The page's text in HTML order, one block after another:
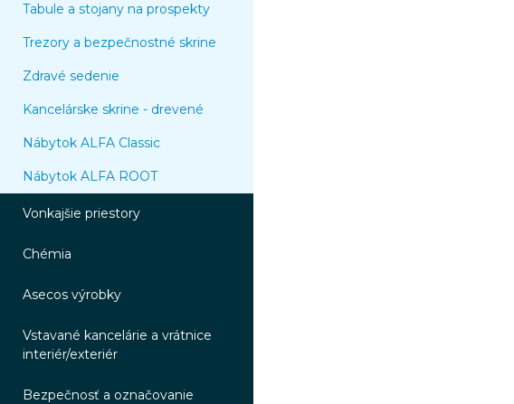
Tabule a stojany na prospekty
Trezory a bezpečnostné skrine
Zdravé sedenie
Kancelárske skrine - drevené
Nábytok ALFA Classic
Nábytok ALFA ROOT
Vonkajšie priestory
Chémia
Asecos výrobky
Vstavané kancelárie a vrátnice
interiér/exteriér
Bezpečnosť a označovanie